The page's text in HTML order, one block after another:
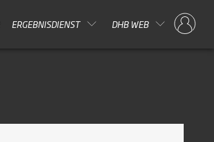
ERGEBNISDIENST DHB WEB